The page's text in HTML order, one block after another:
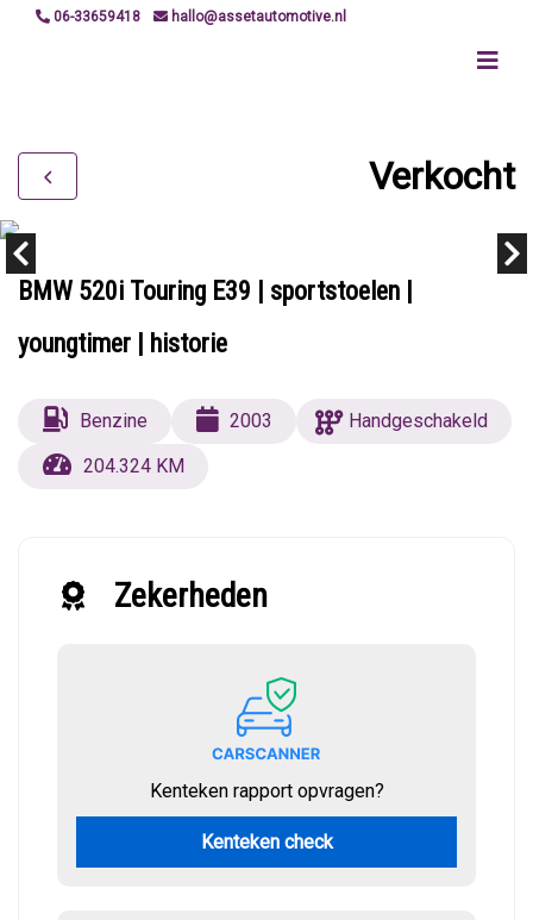
06-33659418 hallo@assetautomotive.nl
Verkocht
BMW 520i Touring E39 | sportstoelen |
youngtimer | historie
Benzine 2003
Handgeschakeld
204.324 KM
Zekerheden
Kenteken rapport opvragen?
Kenteken check